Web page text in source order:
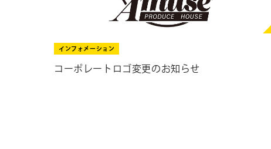
インフォメーション
コーポレートロゴ変更のお知らせ